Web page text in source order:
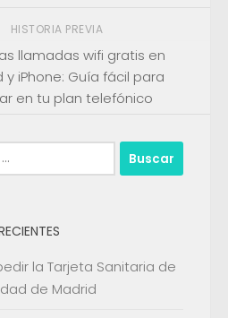
HISTORIA PREVIA
llamadas wifi gratis en
y iPhone: Guía fácil para
en tu plan telefónico
la Tarjeta Sanitaria de
de Madrid